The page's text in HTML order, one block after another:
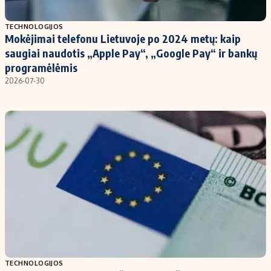
Populiarios temos
Investavimas
Akcijų rinka
Saulės elektrinės
Migracija
Titulinis
Nedarbo išmokos skaičiuoklė
Įdomios naujienos
Turinio žymėjimo taisyklės
TECHNOLOGIJOS
Mokėjimai telefonu Lietuvoje po 2024 metų: kaip
saugiai naudotis „Apple Pay“, „Google Pay“ ir bankų
programėlėmis
2026-07-30
TECHNOLOGIJOS